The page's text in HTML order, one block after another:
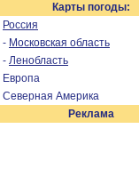
Карты погоды:
Россия
- Московская область
- Ленобласть
Европа
Северная Америка
Реклама